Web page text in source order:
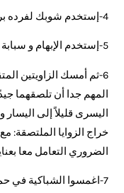
4-إستخدم شوبك لفرده برفق ، أو استخدم آلة العجين
5-إستخدم الإبهام و سبابة اليد اليسرى لأخذ الأرقام الفردية: 1 و 3 و 5
6-ثم أمسك الزاويتين
المهم جدا أن تلصقهما
اليسرى قليلاً إلى اليسار
خراج الزوايا الملتصقة:
الضروري التعامل معا
7-اغمسوا الشباكية في